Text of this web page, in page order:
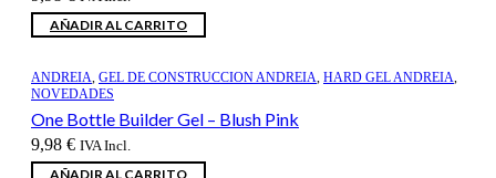
AÑADIR AL CARRITO
ANDREIA, GEL DE CONSTRUCCION ANDREIA, HARD GEL ANDREIA,
NOVEDADES
One Bottle Builder Gel – Blush Pink
9,98 € IVA Incl.
AÑADIR AL CARRITO